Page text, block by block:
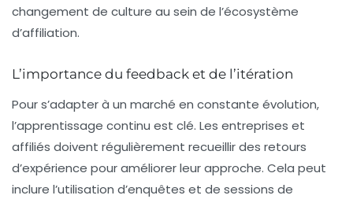
changement de culture au sein de l’écosystème
d’affiliation.
L’importance du feedback et de l’itération
Pour s’adapter à un marché en constante évolution,
l’apprentissage continu est clé. Les entreprises et
affiliés doivent régulièrement recueillir des retours
d’expérience pour améliorer leur approche. Cela peut
inclure l’utilisation d’enquêtes et de sessions de